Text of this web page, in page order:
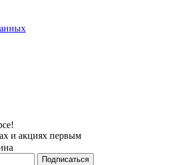
и акциях первым